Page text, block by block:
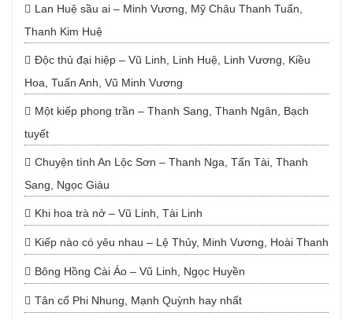
Lan Huệ sầu ai – Minh Vương, Mỹ Châu Thanh Tuấn,
Thanh Kim Huệ
Độc thủ đại hiệp – Vũ Linh, Linh Huệ, Linh Vương, Kiều
Hoa, Tuấn Anh, Vũ Minh Vương
Một kiếp phong trần – Thanh Sang, Thanh Ngân, Bạch
tuyết
Chuyện tình An Lộc Sơn – Thanh Nga, Tấn Tài, Thanh
Sang, Ngọc Giàu
Khi hoa trà nở – Vũ Linh, Tài Linh
Kiếp nào có yêu nhau – Lệ Thủy, Minh Vương, Hoài Thanh
Bông Hồng Cài Áo – Vũ Linh, Ngọc Huyền
Tân cổ Phi Nhung, Mạnh Quỳnh hay nhất